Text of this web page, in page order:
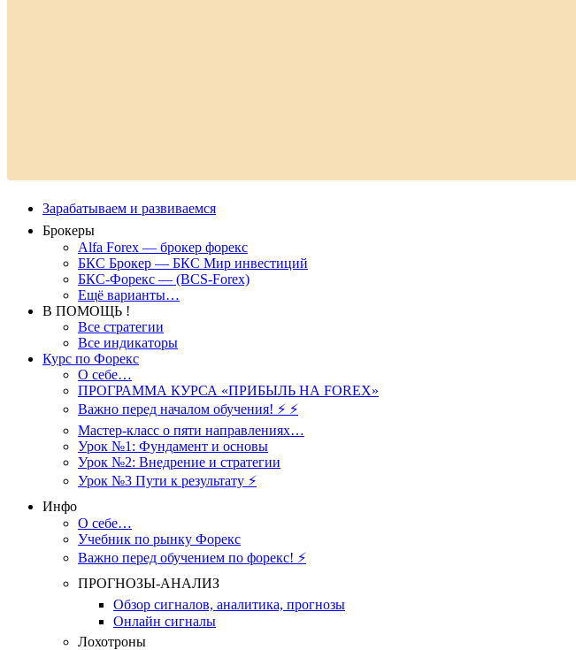
Зарабатываем и развиваемся
Брокеры
Alfa Forex — брокер форекс
БКС Брокер — БКС Мир инвестиций
БКС-Форекс — (BCS-Forex)
Ещё варианты…
В ПОМОЩЬ !
Все стратегии
Все индикаторы
Курс по Форекс
О себе…
ПРОГРАММА КУРСА «ПРИБЫЛЬ НА FOREX»
Важно перед началом обучения! ⚡ ⚡
Мастер-класс о пяти направлениях…
Урок №1: Фундамент и основы
Урок №2: Внедрение и стратегии
Урок №3 Пути к результату ⚡️
Инфо
О себе…
Учебник по рынку Форекс
Важно перед обучением по форекс! ⚡
ПРОГНОЗЫ-АНАЛИЗ
Обзор сигналов, аналитика, прогнозы
Онлайн сигналы
Лохотроны